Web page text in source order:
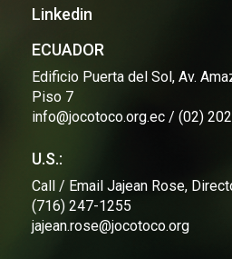
Linkedin
ECUADOR
Edificio Puerta del Sol, Av.
Piso 7
info@jocotoco.org.ec / (02)
U.S.:
Call / Email Jajean Rose,
(716) 247-1255
jajean.rose@jocotoco.org